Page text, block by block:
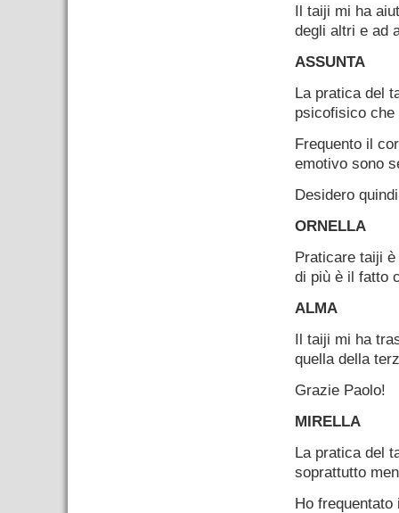
Il taiji mi ha
degli altri e ad
ASSUNTA
La pratica del
psicofisico che
Frequento il
emotivo sono
Desidero
ORNELLA
Praticare taiji
di più è il fatto
ALMA
Il taiji mi ha
quella della
Grazie Paolo!
MIRELLA
La pratica del
soprattutto
Ho